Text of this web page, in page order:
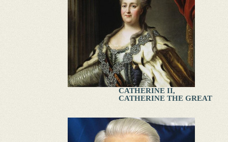
CATHERINE II,
CATHERINE THE GREAT